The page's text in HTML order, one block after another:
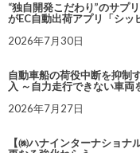
“独自開発こだわり”のサプ
がEC自動出荷アプリ「シッ
2026年7月30日
自動車船の荷役中断を抑制
入 ～自力走行できない車両
2026年7月27日
【㈱ハナインターナショ